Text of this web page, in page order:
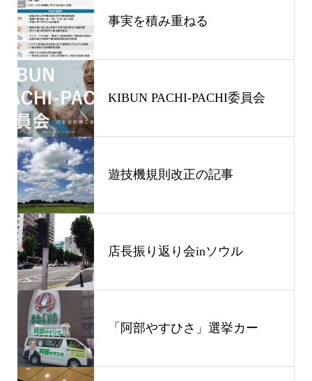
事実を積み重ねる
KIBUN PACHI-PACHI委員会
遊技機規則改正の記事
店長振り返り会inソウル
「阿部やすひさ」選挙カー